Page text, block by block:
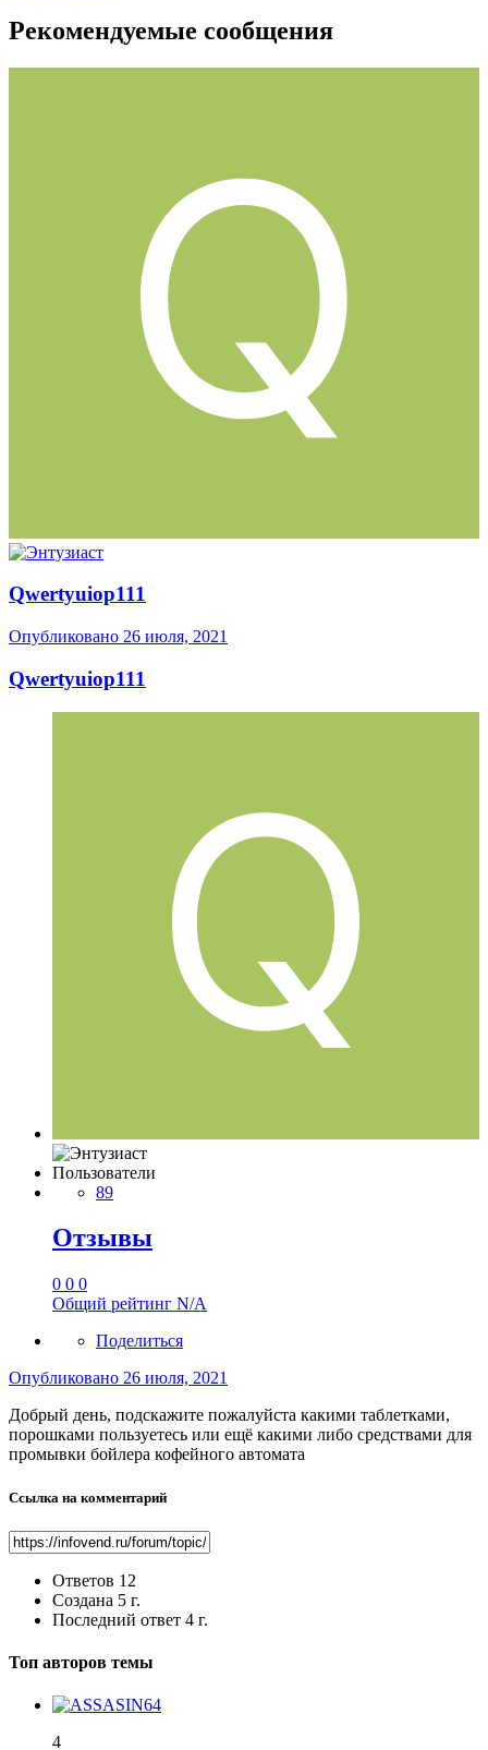
Рекомендуемые сообщения
Qwertyuiop111
Опубликовано 26 июля, 2021
Qwertyuiop111
Пользователи
89
Отзывы
0 0 0
Общий рейтинг N/A
Поделиться
Опубликовано 26 июля, 2021
Добрый день, подскажите пожалуйста какими таблетками,
порошками пользуетесь или ещë какими либо средствами для
промывки бойлера кофейного автомата
Ссылка на комментарий
Ответов 12
Создана 5 г.
Последний ответ 4 г.
Топ авторов темы
4